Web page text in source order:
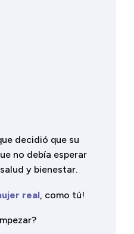
decidió que su
no debía esperar
y bienestar.
real , como tú!